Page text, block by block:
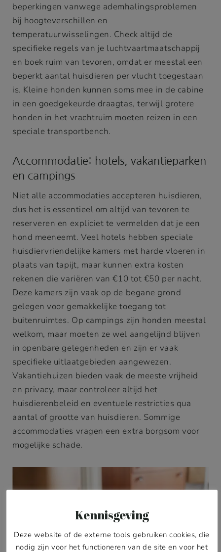
beperkingen vanwege ademhalingsproblemen
bij hoogteverschillen en
temperatuurwisselingen. Check altijd de
specifieke regels van je luchtvaartmaatschappij
en boek ruim van tevoren, omdat er meestal een
beperkt aantal huisdieren per vlucht toegestaan
is. Kleine honden kunnen soms mee in de cabine
in een goedgekeurde draagtas, terwijl grotere
honden in het vrachtruim moeten reizen in een
speciale transportbench.
Accommodatie: hotels, vakantieparken
en campings
Niet alle accommodaties accepteren huisdieren,
dus het is essentieel om altijd van tevoren te
reserveren en expliciet te vermelden dat je een
hond meeneemt. Veel hotels hebben speciale
huisdiervriendelijke kamers met harde vloeren in
plaats van tapijt, maar kunnen extra kosten
rekenen die variëren van €10 tot €50 per nacht.
Deze kamers zijn vaak op de begane grond
gelegen voor gemakkelijke toegang tot
buitenruimtes. Op campings zijn honden meestal
welkom, maar moeten ze wel aangelijnd blijven
in openbare gelegenheden en zijn er vaak
specifieke uitlaatgebieden aangewezen.
Vakantiehuizen bieden vaak de meeste vrijheid
en privacy, maar controleer altijd het
huisdierenbeleid en eventuele restricties qua
aantal of grootte van huisdieren. Sommige
accommodaties vragen een extra borgsom voor
mogelijke schade.
Kennisgeving
Deze website of de externe tools gebruiken cookies, die
nodig zijn voor het functioneren van de site en voor het